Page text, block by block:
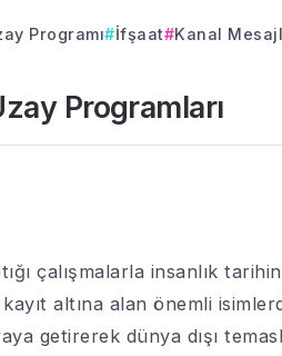
Programı İfşaat Kanal
Programları
çalışmalarla insanlık
altına alan önemli
getirerek dünya dışı